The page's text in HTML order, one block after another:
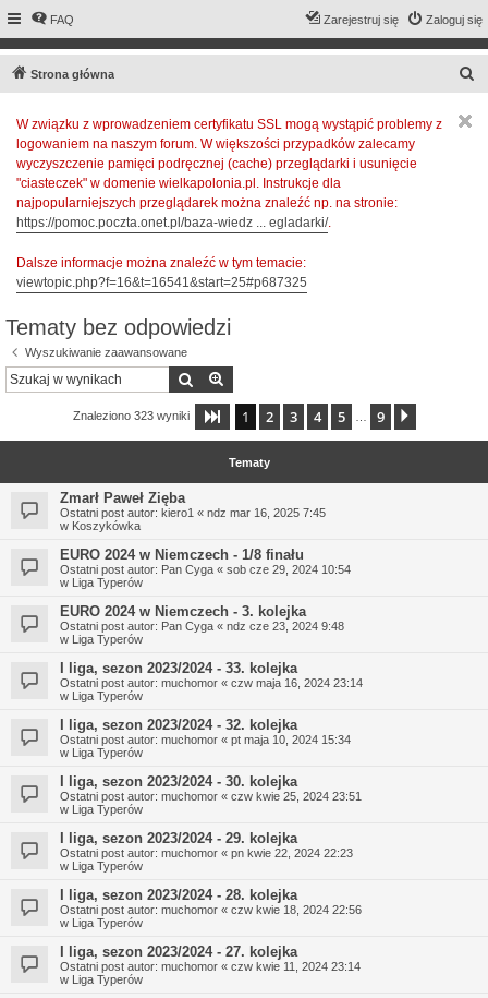
FAQ Zaloguj się
Zarejestruj się
Strona główna
W związku z wprowadzeniem certyfikatu SSL mogą wystąpić problemy z
logowaniem na naszym forum. W większości przypadków zalecamy
wyczyszczenie pamięci podręcznej (cache) przeglądarki i usunięcie
"ciasteczek" w domenie wielkapolonia.pl. Instrukcje dla
najpopularniejszych przeglądarek można znaleźć np. na stronie:
https://pomoc.poczta.onet.pl/baza-wiedz ... egladarki/.
Dalsze informacje można znaleźć w tym temacie:
viewtopic.php?f=16&t=16541&start=25#p687325
Tematy bez odpowiedzi
Wyszukiwanie zaawansowane
Szukaj
Znaleziono 323 wyniki Strona1 z9
1 2 3 4 5 9
Tematy
Zmarł Paweł Zięba
Ostatni post autor: kiero1 « ndz mar 16, 2025 7:45
w Koszykówka
EURO 2024 w Niemczech - 1/8 finału
Ostatni post autor: Pan Cyga « sob cze 29, 2024 10:54
w Liga Typerów
EURO 2024 w Niemczech - 3. kolejka
Ostatni post autor: Pan Cyga « ndz cze 23, 2024 9:48
w Liga Typerów
I liga, sezon 2023/2024 - 33. kolejka
Ostatni post autor: muchomor « czw maja 16, 2024 23:14
w Liga Typerów
I liga, sezon 2023/2024 - 32. kolejka
Ostatni post autor: muchomor « pt maja 10, 2024 15:34
w Liga Typerów
I liga, sezon 2023/2024 - 30. kolejka
Ostatni post autor: muchomor « czw kwie 25, 2024 23:51
w Liga Typerów
I liga, sezon 2023/2024 - 29. kolejka
Ostatni post autor: muchomor « pn kwie 22, 2024 22:23
w Liga Typerów
I liga, sezon 2023/2024 - 28. kolejka
Ostatni post autor: muchomor « czw kwie 18, 2024 22:56
w Liga Typerów
I liga, sezon 2023/2024 - 27. kolejka
Ostatni post autor: muchomor « czw kwie 11, 2024 23:14
w Liga Typerów